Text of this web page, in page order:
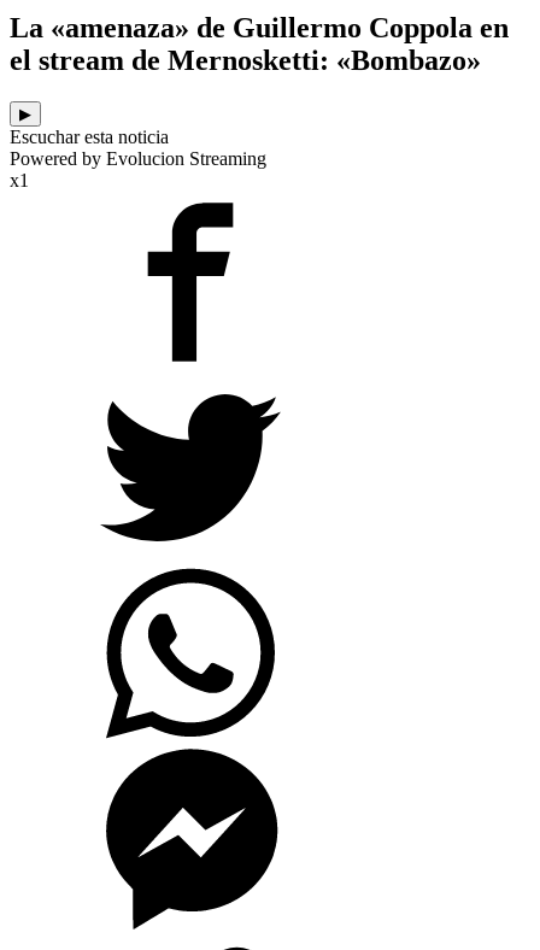
La «amenaza» de Guillermo Coppola en
el stream de Mernosketti: «Bombazo»
▶
Escuchar esta noticia
Powered by Evolucion Streaming
x1